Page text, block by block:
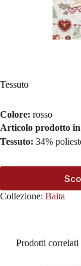
Tessuto
Colore: rosso
Articolo prodotto
Tessuto: 34%
Collezione: Baita
Prodotti correlati